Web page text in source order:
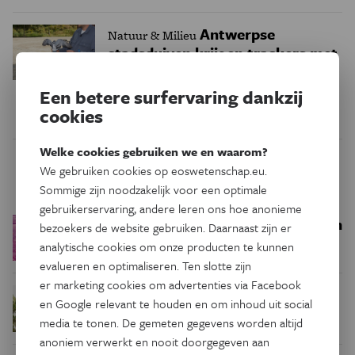
Natuur & MilieuAntwerpse
stadsduiven krijgen trackers met
zich verspreiden’
Trending
Ruimte Een bakkerij op 400 miljoen
kilometer van de aarde
Podcast Natuur & Milieu Waar zijn
insecten in de winter?
Een betere surfervaring dankzij
cookies
Welke cookies gebruiken we en waarom?
We gebruiken cookies op eoswetenschap.eu.
Sommige zijn noodzakelijk voor een optimale
gebruikerservaring, andere leren ons hoe anonieme
bezoekers de website gebruiken. Daarnaast zijn er
analytische cookies om onze producten te kunnen
evalueren en optimaliseren. Ten slotte zijn
er marketing cookies om advertenties via Facebook
en Google relevant te houden en om inhoud uit social
media te tonen. De gemeten gegevens worden altijd
anoniem verwerkt en nooit doorgegeven aan